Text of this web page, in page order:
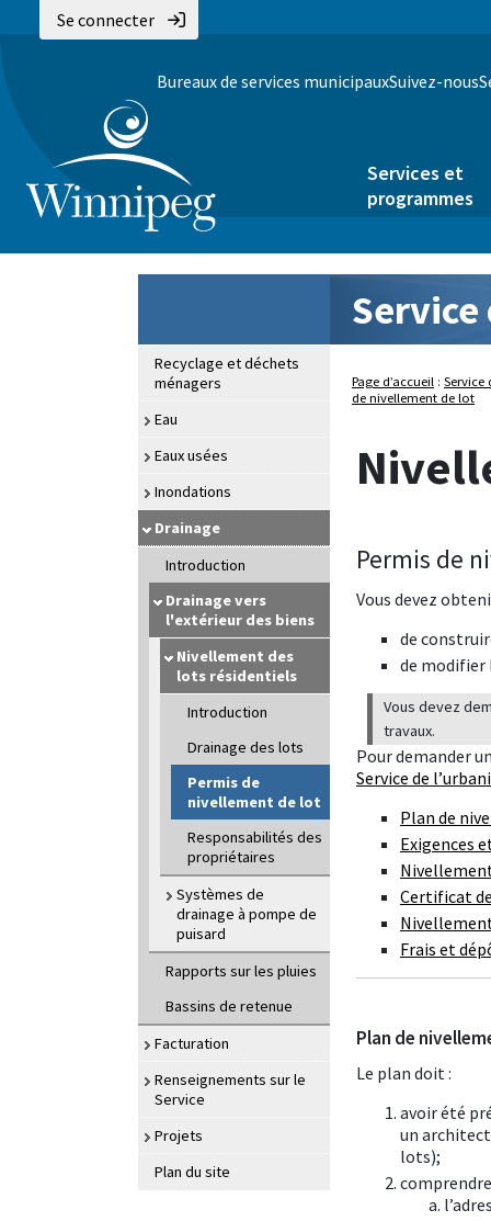
Se connecter
Bureaux de services municipauxSuivez-nous
Services et
programmes
Recyclage et déchets
ménagers
Eau
Eaux usées
Inondations
Drainage
Introduction
Drainage vers
l'extérieur des biens
Nivellement des
lots résidentiels
Introduction
Drainage des lots
Permis de
nivellement de lot
Responsabilités des
propriétaires
Systèmes de
drainage à pompe de
puisard
Rapports sur les pluies
Bassins de retenue
Facturation
Renseignements sur le
Service
Projets
Plan du site
Service
Page d’accueil : Service
de nivellement de lot
Permis de
Vous devez
de
de modifier
Vous devez
travaux.
Pour demander
Service de
Plan de
Exigences
Certificat
Frais et
Plan de
Le plan doit :
avoir été
un
lots);